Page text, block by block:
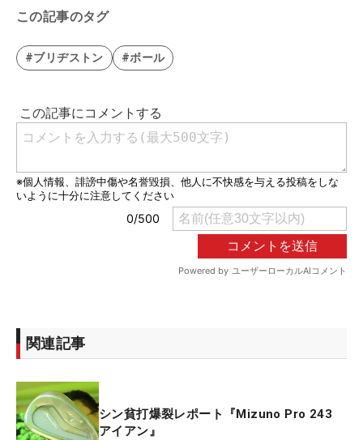
この記事のタグ
#ブリヂストン #ボール
関連記事
シン貧打爆裂レポート『Mizuno Pro 243
アイアン』